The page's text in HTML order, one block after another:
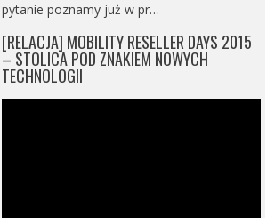
pytanie poznamy już w pr…
[RELACJA] MOBILITY RESELLER DAYS 2015
– STOLICA POD ZNAKIEM NOWYCH
TECHNOLOGII